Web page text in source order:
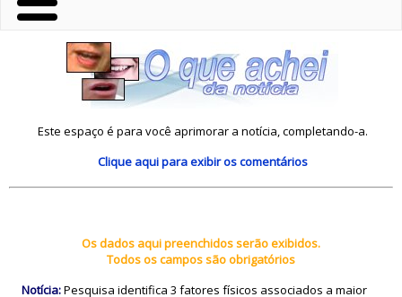
Este espaço é para você aprimorar a notícia, completando-a.
Clique aquipara exibir os comentários
Os dados aqui preenchidos serão exibidos.
Todos os campos são obrigatórios
Notícia:Pesquisa identifica 3 fatores físicos associados a maior